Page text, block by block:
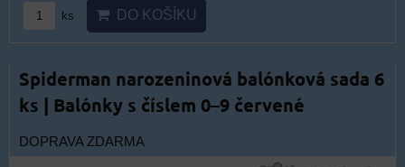
ks DO KOŠÍKU
Spiderman narozeninová balónková sada 6
ks | Balónky s číslem 0–9 červené
DOPRAVA ZDARMA